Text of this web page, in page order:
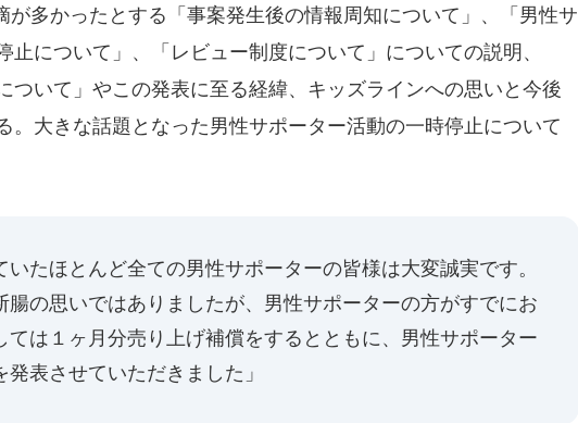
多かったとする「事案発生後の情報周知について」、「男性サ
止について」、「レビュー制度について」についての説明、
ついて」やこの発表に至る経緯、キッズラインへの思いと今後
。大きな話題となった男性サポーター活動の一時停止について
いたほとんど全ての男性サポーターの皆様は大変誠実です。
腸の思いではありましたが、男性サポーターの方がすでにお
ては１ヶ月分売り上げ補償をするとともに、男性サポーター
表させていただきました」